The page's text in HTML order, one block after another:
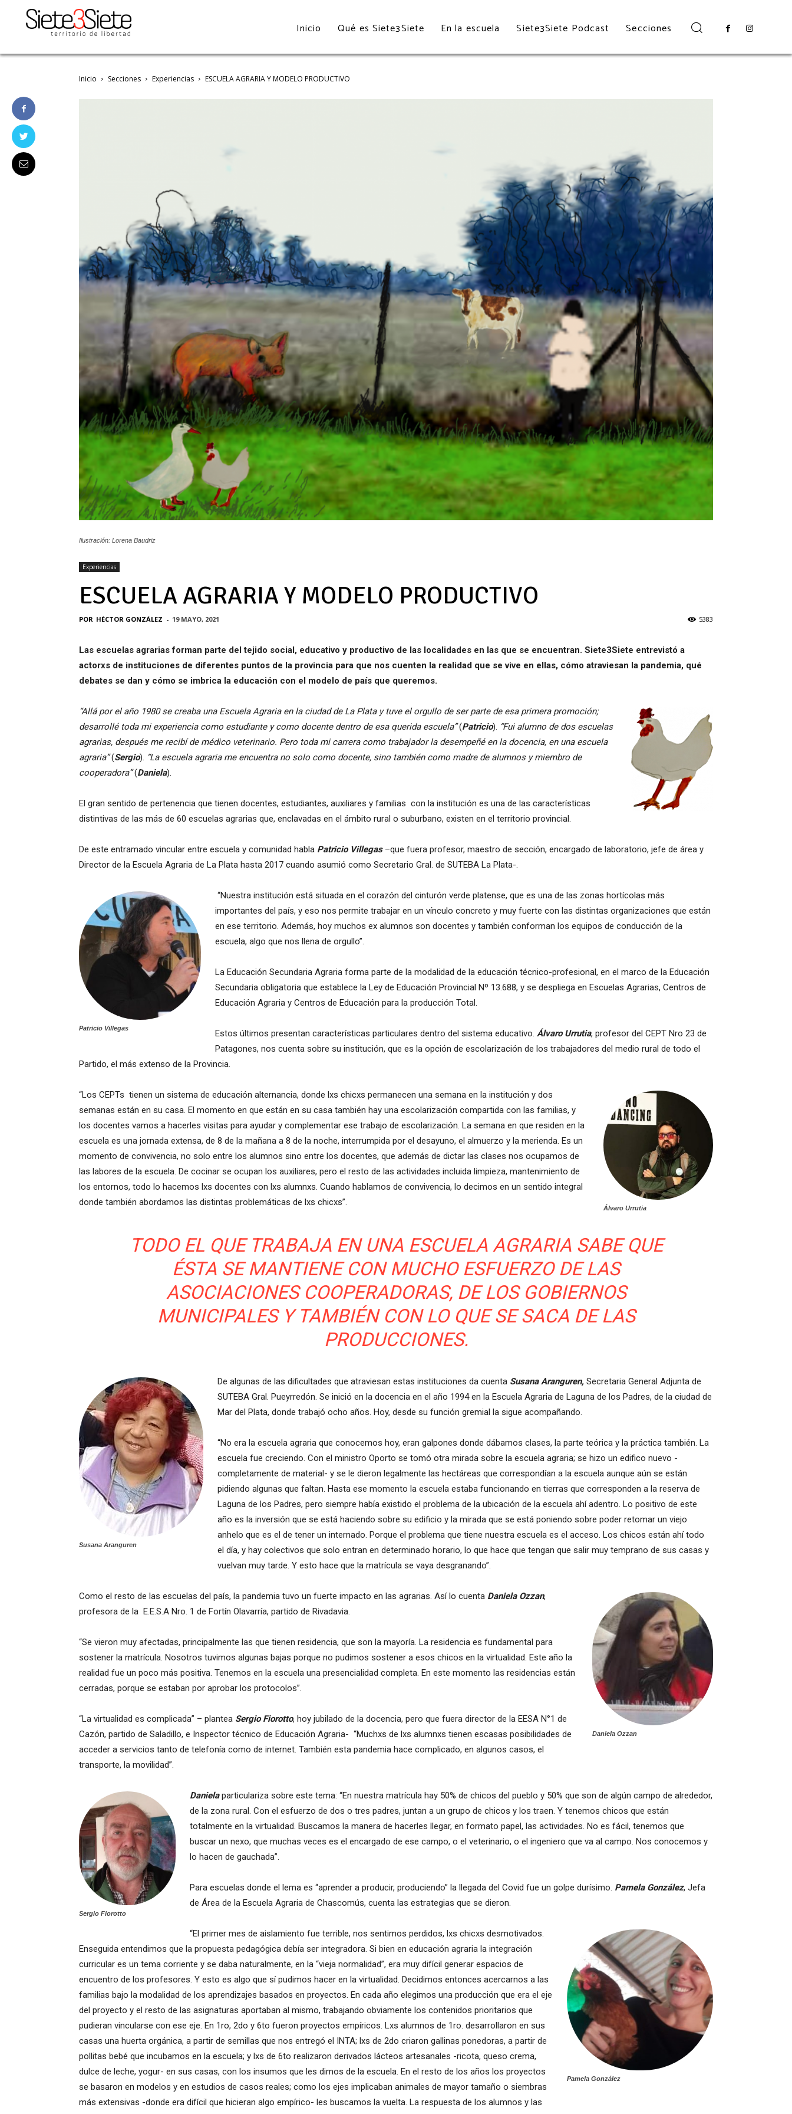
Inicio Qué es Siete3Siete En la escuela Siete3Siete Podcast Secciones
Inicio Secciones Experiencias ESCUELA AGRARIA Y MODELO PRODUCTIVO
Ilustración: Lorena Baudriz
Experiencias
ESCUELA AGRARIA Y MODELO PRODUCTIVO
POR HÉCTOR GONZÁLEZ - 19 MAYO, 2021 5383
Las escuelas agrarias forman parte del tejido social, educativo y productivo de las localidades en las que se encuentran. Siete3Siete entrevistó a
actorxs de instituciones de diferentes puntos de la provincia para que nos cuenten la realidad que se vive en ellas, cómo atraviesan la pandemia, qué
debates se dan y cómo se imbrica la educación con el modelo de país que queremos.
“Allá por el año 1980 se creaba una Escuela Agraria en la ciudad de La Plata y tuve el orgullo de ser parte de esa primera promoción;
desarrollé toda mi experiencia como estudiante y como docente dentro de esa querida escuela”(Patricio). “Fui alumno de dos escuelas
agrarias, después me recibí de médico veterinario. Pero toda mi carrera como trabajador la desempeñé en la docencia, en una escuela
agraria”(Sergio). “La escuela agraria me encuentra no solo como docente, sino también como madre de alumnos y miembro de
cooperadora”(Daniela).
El gran sentido de pertenencia que tienen docentes, estudiantes, auxiliares y familias con la institución es una de las características
distintivas de las más de 60 escuelas agrarias que, enclavadas en el ámbito rural o suburbano, existen en el territorio provincial.
De este entramado vincular entre escuela y comunidad habla Patricio Villegas–que fuera profesor, maestro de sección, encargado de laboratorio, jefe de área y
Director de la Escuela Agraria de La Plata hasta 2017 cuando asumió como Secretario Gral. de SUTEBA La Plata-.
Patricio Villegas
“Nuestra institución está situada en el corazón del cinturón verde platense, que es una de las zonas hortícolas más
importantes del país, y eso nos permite trabajar en un vínculo concreto y muy fuerte con las distintas organizaciones que están
en ese territorio. Además, hoy muchos ex alumnos son docentes y también conforman los equipos de conducción de la
escuela, algo que nos llena de orgullo”.
La Educación Secundaria Agraria forma parte de la modalidad de la educación técnico-profesional, en el marco de la Educación
Secundaria obligatoria que establece la Ley de Educación Provincial Nº 13.688, y se despliega en Escuelas Agrarias, Centros de
Educación Agraria y Centros de Educación para la producción Total.
Estos últimos presentan características particulares dentro del sistema educativo.Álvaro Urrutia, profesor del CEPT Nro 23 de
Patagones, nos cuenta sobre su institución, que es la opción de escolarización de los trabajadores del medio rural de todo el
Partido, el más extenso de la Provincia.
Álvaro Urrutia
“Los CEPTs tienen un sistema de educación alternancia, donde lxs chicxs permanecen una semana en la institución y dos
semanas están en su casa. El momento en que están en su casa también hay una escolarización compartida con las familias, y
los docentes vamos a hacerles visitas para ayudar y complementar ese trabajo de escolarización. La semana en que residen en la
escuela es una jornada extensa, de 8 de la mañana a 8 de la noche, interrumpida por el desayuno, el almuerzo y la merienda. Es un
momento de convivencia, no solo entre los alumnos sino entre los docentes, que además de dictar las clases nos ocupamos de
las labores de la escuela. De cocinar se ocupan los auxiliares, pero el resto de las actividades incluida limpieza, mantenimiento de
los entornos, todo lo hacemos lxs docentes con lxs alumnxs. Cuando hablamos de convivencia, lo decimos en un sentido integral
donde también abordamos las distintas problemáticas de lxs chicxs”.
TODO EL QUE TRABAJA EN UNA ESCUELA AGRARIA SABE QUE
ÉSTA SE MANTIENE CON MUCHO ESFUERZO DE LAS
ASOCIACIONES COOPERADORAS, DE LOS GOBIERNOS
MUNICIPALES Y TAMBIÉN CON LO QUE SE SACA DE LAS
PRODUCCIONES.
Susana Aranguren
De algunas de las dificultades que atraviesan estas instituciones da cuenta Susana Aranguren, Secretaria General Adjunta de
SUTEBA Gral. Pueyrredón. Se inició en la docencia en el año 1994 en la Escuela Agraria de Laguna de los Padres, de la ciudad de
Mar del Plata, donde trabajó ocho años. Hoy, desde su función gremial la sigue acompañando.
“No era la escuela agraria que conocemos hoy, eran galpones donde dábamos clases, la parte teórica y la práctica también. La
escuela fue creciendo. Con el ministro Oporto se tomó otra mirada sobre la escuela agraria; se hizo un edifico nuevo -
completamente de material- y se le dieron legalmente las hectáreas que correspondían a la escuela aunque aún se están
pidiendo algunas que faltan. Hasta ese momento la escuela estaba funcionando en tierras que corresponden a la reserva de
Laguna de los Padres, pero siempre había existido el problema de la ubicación de la escuela ahí adentro. Lo positivo de este
año es la inversión que se está haciendo sobre su edificio y la mirada que se está poniendo sobre poder retomar un viejo
anhelo que es el de tener un internado. Porque el problema que tiene nuestra escuela es el acceso. Los chicos están ahí todo
el día, y hay colectivos que solo entran en determinado horario, lo que hace que tengan que salir muy temprano de sus casas y
vuelvan muy tarde. Y esto hace que la matrícula se vaya desgranando”.
Daniela Ozzan
Como el resto de las escuelas del país, la pandemia tuvo un fuerte impacto en las agrarias. Así lo cuenta Daniela Ozzan,
profesora de la E.E.S.A Nro. 1 de Fortín Olavarría, partido de Rivadavia.
“Se vieron muy afectadas, principalmente las que tienen residencia, que son la mayoría. La residencia es fundamental para
sostener la matrícula. Nosotros tuvimos algunas bajas porque no pudimos sostener a esos chicos en la virtualidad. Este año la
realidad fue un poco más positiva. Tenemos en la escuela una presencialidad completa. En este momento las residencias están
cerradas, porque se estaban por aprobar los protocolos”.
“La virtualidad es complicada” – plantea Sergio Fiorotto, hoy jubilado de la docencia, pero que fuera director de la EESA N°1 de
Cazón, partido de Saladillo, e Inspector técnico de Educación Agraria- “Muchxs de lxs alumnxs tienen escasas posibilidades de
acceder a servicios tanto de telefonía como de internet. También esta pandemia hace complicado, en algunos casos, el
transporte, la movilidad”.
Sergio Fiorotto
Danielaparticulariza sobre este tema: “En nuestra matrícula hay 50% de chicos del pueblo y 50% que son de algún campo de alrededor,
de la zona rural. Con el esfuerzo de dos o tres padres, juntan a un grupo de chicos y los traen. Y tenemos chicos que están
totalmente en la virtualidad. Buscamos la manera de hacerles llegar, en formato papel, las actividades. No es fácil, tenemos que
buscar un nexo, que muchas veces es el encargado de ese campo, o el veterinario, o el ingeniero que va al campo. Nos conocemos y
lo hacen de gauchada”.
Para escuelas donde el lema es “aprender a producir, produciendo” la llegada del Covid fue un golpe durísimo. Pamela González, Jefa
de Área de la Escuela Agraria de Chascomús, cuenta las estrategias que se dieron.
Pamela González
“El primer mes de aislamiento fue terrible, nos sentimos perdidos, lxs chicxs desmotivados.
Enseguida entendimos que la propuesta pedagógica debía ser integradora. Si bien en educación agraria la integración
curricular es un tema corriente y se daba naturalmente, en la “vieja normalidad”, era muy difícil generar espacios de
encuentro de los profesores. Y esto es algo que sí pudimos hacer en la virtualidad. Decidimos entonces acercarnos a las
familias bajo la modalidad de los aprendizajes basados en proyectos. En cada año elegimos una producción que era el eje
del proyecto y el resto de las asignaturas aportaban al mismo, trabajando obviamente los contenidos prioritarios que
pudieran vincularse con ese eje. En 1ro, 2do y 6to fueron proyectos empíricos. Lxs alumnos de 1ro. desarrollaron en sus
casas una huerta orgánica, a partir de semillas que nos entregó el INTA; lxs de 2do criaron gallinas ponedoras, a partir de
pollitas bebé que incubamos en la escuela; y lxs de 6to realizaron derivados lácteos artesanales -ricota, queso crema,
dulce de leche, yogur- en sus casas, con los insumos que les dimos de la escuela. En el resto de los años los proyectos
se basaron en modelos y en estudios de casos reales; como los ejes implicaban animales de mayor tamaño o siembras
más extensivas -donde era difícil que hicieran algo empírico- les buscamos la vuelta. La respuesta de los alumnos y las